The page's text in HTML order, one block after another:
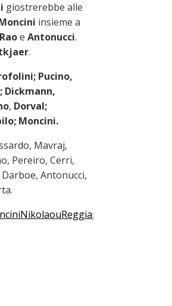
giostrerebbe alle
insieme a
Raoe Antonucci.
.
Pucino,
Dickmann,
, Dorval;
Moncini.
Mavraj,
Pereiro, Cerri,
Antonucci,
NikolaouReggiana